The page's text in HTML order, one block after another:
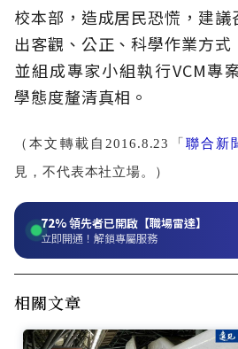
校本部，造成居民恐慌，建
出客觀、公正、科學作業方式
並組成專家小組執行VCM專
學態度釐清真相。
（本文轉載自2016.8.23「 聯合新
見，不代表本社立場。）
72%領先者已開啟【職場雷達】
立即開通！解鎖專屬服務
相關文章